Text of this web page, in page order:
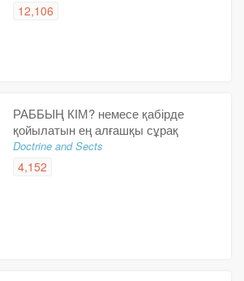
12,106
РАББЫҢ КІМ? немесе қабірде
қойылатын ең алғашқы сұрақ
Doctrine and Sects
4,152